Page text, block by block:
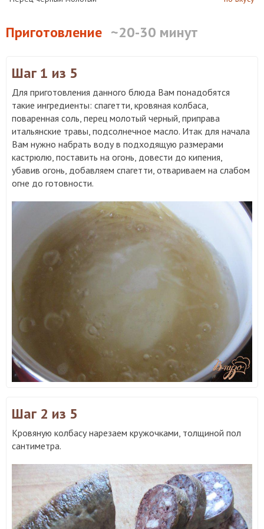
Приготовление ~20-30 минут
Шаг 1 из 5
Для приготовления данного блюда Вам понадобятся
такие ингредиенты: спагетти, кровяная колбаса,
поваренная соль, перец молотый черный, приправа
итальянские травы, подсолнечное масло. Итак для начала
Вам нужно набрать воду в подходящую размерами
кастрюлю, поставить на огонь, довести до кипения,
убавив огонь, добавляем спагетти, отвариваем на слабом
огне до готовности.
Шаг 2 из 5
Кровяную колбасу нарезаем кружочками, толщиной пол
сантиметра.